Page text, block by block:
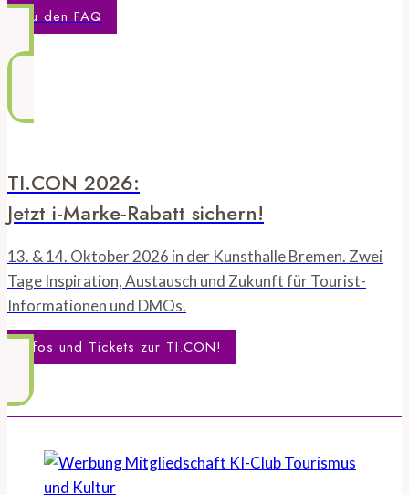
Zu den FAQ
TI.CON 2026:
Jetzt i-Marke-Rabatt sichern!
13. & 14. Oktober 2026 in der Kunsthalle Bremen. Zwei
Tage Inspiration, Austausch und Zukunft für Tourist-
Informationen und DMOs.
Infos und Tickets zur TI.CON!